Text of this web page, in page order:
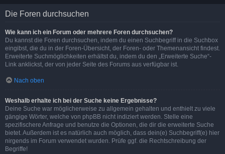
Die Foren durchsuchen
Wie kann ich ein Forum oder mehrere Foren durchsuchen?
Du kannst die Foren durchsuchen, indem du einen Suchbegriff in die Suchbox
eingibst, die du in der Foren-Übersicht, der Foren- oder Themenansicht findest.
Erweiterte Suchmöglichkeiten erhältst du, indem du den „Erweiterte Suche“-
Link anklickst, der von jeder Seite des Forums aus verfügbar ist.
Nach oben
Weshalb erhalte ich bei der Suche keine Ergebnisse?
Deine Suche war möglicherweise zu allgemein gehalten und enthielt zu viele
gängige Wörter, welche von phpBB nicht indiziert werden. Stelle eine
spezifischere Anfrage und benutze die Optionen, die dir die erweiterte Suche
bietet. Außerdem ist es natürlich auch möglich, dass dein(e) Suchbegriff(e) hier
nirgends im Forum verwendet wurden. Prüfe ggf. die Rechtschreibung der
Begriffe!